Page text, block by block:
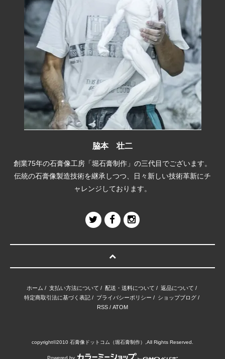
脇本 壮二
創業75年の石膏像工房「堀石膏制作」の三代目でございます。
伝統の石膏像製造技術を継承しつつ、日々新しい技術革新にチ
ャレンジしております。
ホーム / 支払い方法について / 配送・送料について / 返品について /
特定商取引法に基づく表記 / プライバシーポリシー / ショップブログ /
RSS / ATOM
copyright©2010 石膏像ドットコム（堀石膏制作）,All Rights Reserved.
Powered by